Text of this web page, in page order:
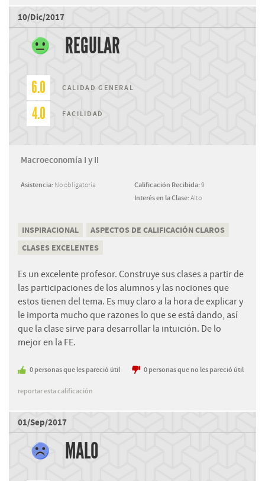
10/Dic/2017
REGULAR
6.0 CALIDAD GENERAL
4.0 FACILIDAD
Macroeconomía I y II
Asistencia: No obligatoria Calificación Recibida:9
Interés en la Clase:Alto
INSPIRACIONAL
ASPECTOS DE CALIFICACIÓN CLAROS
CLASES EXCELENTES
Es un excelente profesor. Construye sus clases a partir de
las participaciones de los alumnos y las nociones que
estos tienen del tema. Es muy claro a la hora de explicar y
le importa mucho que razones lo que se está dando, así
que la clase sirve para desarrollar la intuición. De lo
mejor en la FE.
0 personasque les pareció útil 0 personasque no les pareció útil
reportar esta calificación
01/Sep/2017
MALO